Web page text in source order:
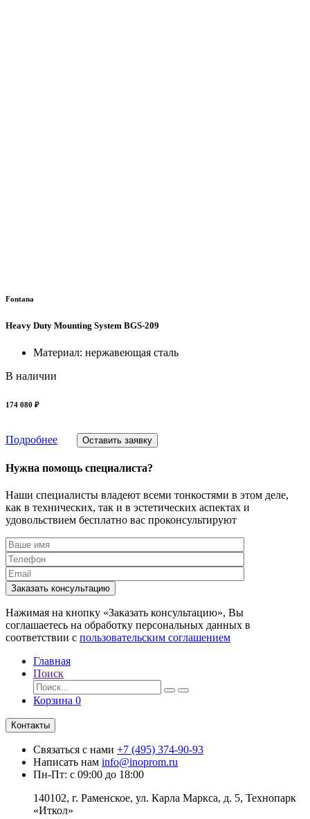
Fontana
Heavy Duty Mounting System BGS-209
Материал: нержавеющая сталь
В наличии
174 080 ₽
Подробнее Оставить заявку
Нужна помощь специалиста?
Наши специалисты владеют всеми тонкостями в этом деле,
как в технических, так и в эстетических аспектах и
удовольствием бесплатно вас проконсультируют
Заказать консультацию
Нажимая на кнопку «Заказать консультацию», Вы
соглашаетесь на обработку персональных данных в
соответствии с пользовательским соглашением
Главная
Поиск
Корзина 0
Контакты
Связаться с нами +7 (495) 374-90-93
Написать нам info@inoprom.ru
Пн-Пт: с 09:00 до 18:00
140102, г. Раменское, ул. Карла Маркса, д. 5, Технопарк
«Иткол»